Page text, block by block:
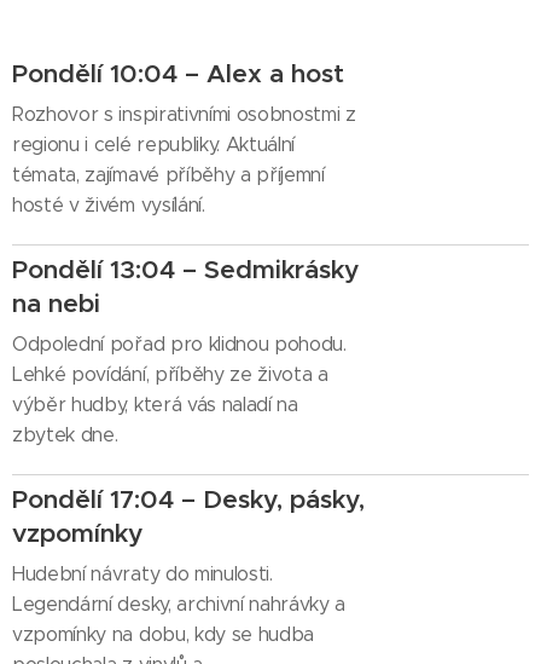
Pondělí 10:04 – Alex a host
Rozhovor s inspirativními osobnostmi z
regionu i celé republiky. Aktuální
témata, zajímavé příběhy a příjemní
hosté v živém vysílání.
Pondělí 13:04 – Sedmikrásky
na nebi
Odpolední pořad pro klidnou pohodu.
Lehké povídání, příběhy ze života a
výběr hudby, která vás naladí na
zbytek dne.
Pondělí 17:04 – Desky, pásky,
vzpomínky
Hudební návraty do minulosti.
Legendární desky, archivní nahrávky a
vzpomínky na dobu, kdy se hudba